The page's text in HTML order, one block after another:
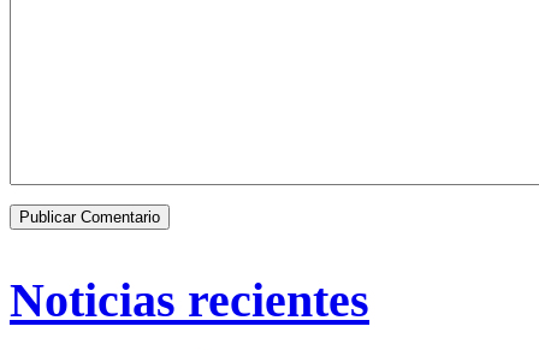
Noticias recientes